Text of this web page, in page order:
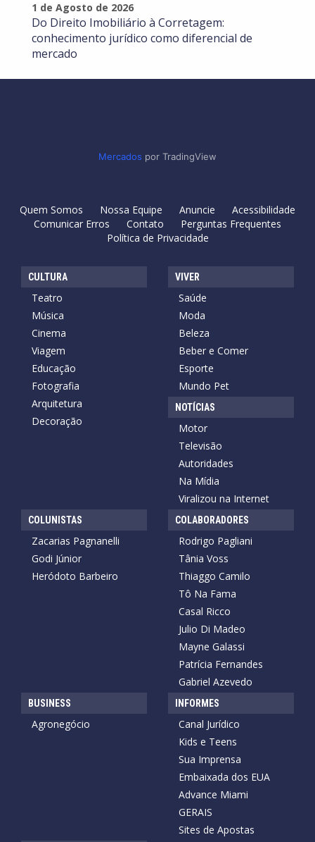
1 de Agosto de 2026
Do Direito Imobiliário à Corretagem:
conhecimento jurídico como diferencial de
mercado
Mercados por TradingView
Quem Somos Nossa Equipe Anuncie
Acessibilidade
Comunicar Erros
Contato
Perguntas Frequentes
Política de Privacidade
CULTURA
Teatro
Música
Cinema
Viagem
Educação
Fotografia
Arquitetura
Decoração
VIVER
Saúde
Moda
Beleza
Beber e Comer
Esporte
Mundo Pet
NOTÍCIAS
Motor
Televisão
Autoridades
Na Mídia
Viralizou na Internet
COLUNISTAS
Zacarias Pagnanelli
Godi Júnior
Heródoto Barbeiro
COLABORADORES
Rodrigo Pagliani
Tânia Voss
Thiaggo Camilo
Tô Na Fama
Casal Ricco
Julio Di Madeo
Mayne Galassi
Patrícia Fernandes
Gabriel Azevedo
BUSINESS
Agronegócio
INFORMES
Canal Jurídico
Kids e Teens
Sua Imprensa
Embaixada dos EUA
Advance Miami
GERAIS
Sites de Apostas